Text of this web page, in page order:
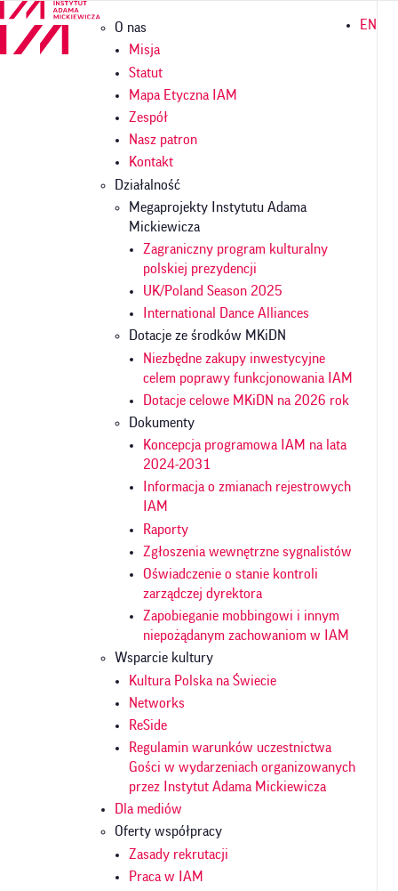
Przejdź
treści
Główna
nawigacja
O nas
Misja
Statut
Mapa Etyczna IAM
Zespół
Nasz patron
Kontakt
Działalność
Megaprojekty Instytutu Adama
Mickiewicza
Zagraniczny program kulturalny
polskiej prezydencji
UK/Poland Season 2025
International Dance Alliances
Dotacje ze środków MKiDN
Niezbędne zakupy inwestycyjne
celem poprawy funkcjonowania IAM
Dotacje celowe MKiDN na 2026 rok
Dokumenty
Koncepcja programowa IAM na lata
2024-2031
Informacja o zmianach rejestrowych
IAM
Raporty
Zgłoszenia wewnętrzne sygnalistów
Oświadczenie o stanie kontroli
zarządczej dyrektora
Zapobieganie mobbingowi i innym
niepożądanym zachowaniom w IAM
Wsparcie kultury
Kultura Polska na Świecie
Networks
ReSide
Regulamin warunków uczestnictwa
Gości w wydarzeniach organizowanych
przez Instytut Adama Mickiewicza
Dla mediów
Oferty współpracy
Zasady rekrutacji
Praca w IAM
EN